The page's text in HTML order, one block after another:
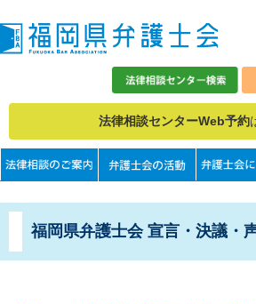
法律相談センターWeb予約
福岡県弁護士会 宣言・決議・